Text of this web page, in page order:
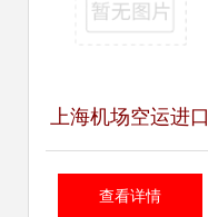
上海机场空运进口
二手模具清关代理
查看详情